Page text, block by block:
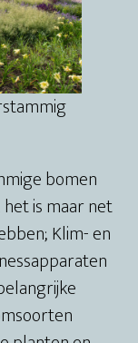
bomen
is maar net
Klim- en